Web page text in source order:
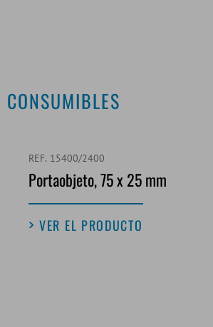
CONSUMIBLES
REF. 15400/2400
Portaobjeto, 75 x 25 mm
VER EL PRODUCTO